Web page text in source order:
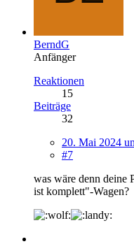
BerndG
Anfänger
Reaktionen
15
Beiträge
32
20. Mai 2024
#7
was wäre denn deine
ist komplett"-Wagen?